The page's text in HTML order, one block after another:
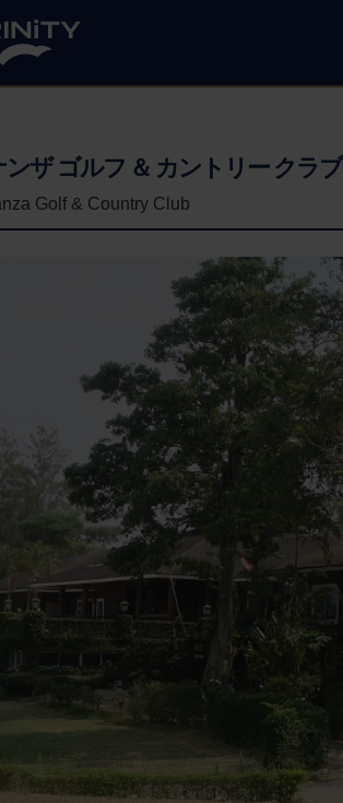
ンザ ゴルフ ＆ カントリー クラブ
Golf & Country Club